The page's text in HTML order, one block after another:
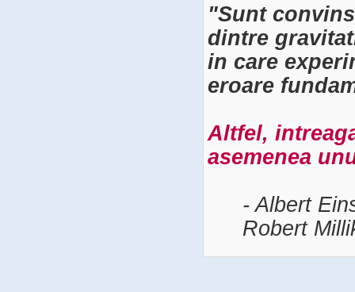
"Sunt
dintre
in care
eroare
Altfel,
asemenea
- Albert
Robert